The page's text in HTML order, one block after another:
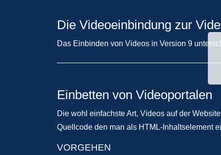
Die Videoeinbindung zur
Das Einbinden von Videos in Version 9
Einbetten von Videoportalen
Die wohl einfachste Art, Videos auf der
Quellcode den man als HTML-Inhaltselement
VORGEHEN